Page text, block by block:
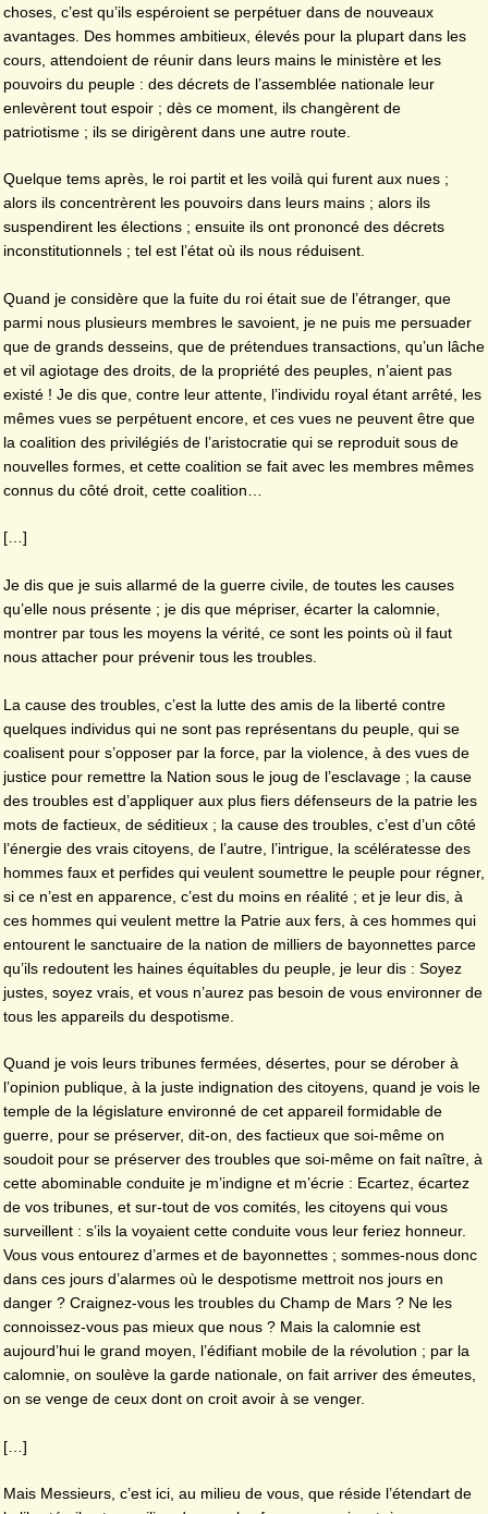
choses, c’est qu’ils espéroient se perpétuer dans de nouveaux
avantages. Des hommes ambitieux, élevés pour la plupart dans les
cours, attendoient de réunir dans leurs mains le ministère et les
pouvoirs du peuple : des décrets de l’assemblée nationale leur
enlevèrent tout espoir ; dès ce moment, ils changèrent de
patriotisme ; ils se dirigèrent dans une autre route.
Quelque tems après, le roi partit et les voilà qui furent aux nues ;
alors ils concentrèrent les pouvoirs dans leurs mains ; alors ils
suspendirent les élections ; ensuite ils ont prononcé des décrets
inconstitutionnels ; tel est l’état où ils nous réduisent.
Quand je considère que la fuite du roi était sue de l’étranger, que
parmi nous plusieurs membres le savoient, je ne puis me persuader
que de grands desseins, que de prétendues transactions, qu’un lâche
et vil agiotage des droits, de la propriété des peuples, n’aient pas
existé ! Je dis que, contre leur attente, l’individu royal étant arrêté, les
mêmes vues se perpétuent encore, et ces vues ne peuvent être que
la coalition des privilégiés de l’aristocratie qui se reproduit sous de
nouvelles formes, et cette coalition se fait avec les membres mêmes
connus du côté droit, cette coalition…
[…]
Je dis que je suis allarmé de la guerre civile, de toutes les causes
qu’elle nous présente ; je dis que mépriser, écarter la calomnie,
montrer par tous les moyens la vérité, ce sont les points où il faut
nous attacher pour prévenir tous les troubles.
La cause des troubles, c’est la lutte des amis de la liberté contre
quelques individus qui ne sont pas représentans du peuple, qui se
coalisent pour s’opposer par la force, par la violence, à des vues de
justice pour remettre la Nation sous le joug de l’esclavage ; la cause
des troubles est d’appliquer aux plus fiers défenseurs de la patrie les
mots de factieux, de séditieux ; la cause des troubles, c’est d’un côté
l’énergie des vrais citoyens, de l’autre, l’intrigue, la scélératesse des
hommes faux et perfides qui veulent soumettre le peuple pour régner,
si ce n’est en apparence, c’est du moins en réalité ; et je leur dis, à
ces hommes qui veulent mettre la Patrie aux fers, à ces hommes qui
entourent le sanctuaire de la nation de milliers de bayonnettes parce
qu’ils redoutent les haines équitables du peuple, je leur dis : Soyez
justes, soyez vrais, et vous n’aurez pas besoin de vous environner de
tous les appareils du despotisme.
Quand je vois leurs tribunes fermées, désertes, pour se dérober à
l’opinion publique, à la juste indignation des citoyens, quand je vois le
temple de la législature environné de cet appareil formidable de
guerre, pour se préserver, dit-on, des factieux que soi-même on
soudoit pour se préserver des troubles que soi-même on fait naître, à
cette abominable conduite je m’indigne et m’écrie : Ecartez, écartez
de vos tribunes, et sur-tout de vos comités, les citoyens qui vous
surveillent : s’ils la voyaient cette conduite vous leur feriez honneur.
Vous vous entourez d’armes et de bayonnettes ; sommes-nous donc
dans ces jours d’alarmes où le despotisme mettroit nos jours en
danger ? Craignez-vous les troubles du Champ de Mars ? Ne les
connoissez-vous pas mieux que nous ? Mais la calomnie est
aujourd’hui le grand moyen, l’édifiant mobile de la révolution ; par la
calomnie, on soulève la garde nationale, on fait arriver des émeutes,
on se venge de ceux dont on croit avoir à se venger.
[…]
Mais Messieurs, c’est ici, au milieu de vous, que réside l’étendart de